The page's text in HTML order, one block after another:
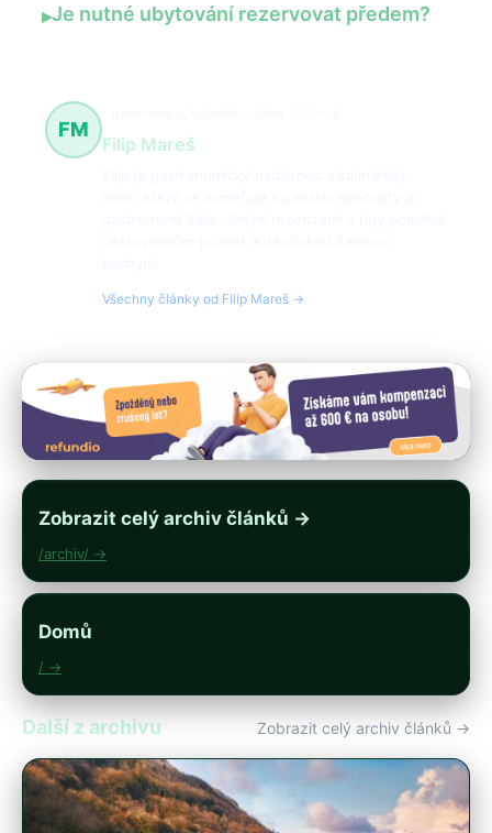
▸Je nutné ubytování rezervovat předem?
FM
Filip Mareš
Všechny články od Filip Mareš →
Zobrazit celý archiv článků →
/archiv/ →
Domů
/ →
Další z archivu Zobrazit celý archiv článků →